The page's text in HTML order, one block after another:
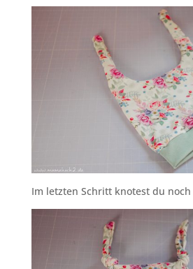
Im letzten Schritt knotest du